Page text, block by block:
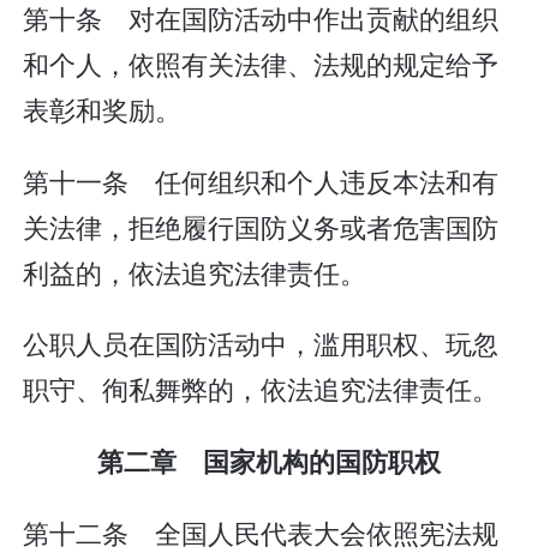
第十条 对在国防活动中作出贡献的组织
和个人，依照有关法律、法规的规定给予
表彰和奖励。
第十一条 任何组织和个人违反本法和有
关法律，拒绝履行国防义务或者危害国防
利益的，依法追究法律责任。
公职人员在国防活动中，滥用职权、玩忽
职守、徇私舞弊的，依法追究法律责任。
第二章 国家机构的国防职权
第十二条 全国人民代表大会依照宪法规